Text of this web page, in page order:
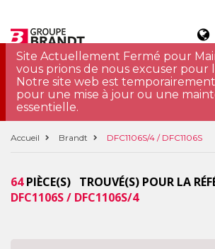
Site Actuellement Fermé pour
vous prions de nous excuser pour
Notre site web est
pour une mise à jour ou une
essentielle.
Accueil Brandt DFC1106S/4 / DFC1106S
64PIÈCE(S) TROUVÉ(S) POUR LA
DFC1106S / DFC1106S/4